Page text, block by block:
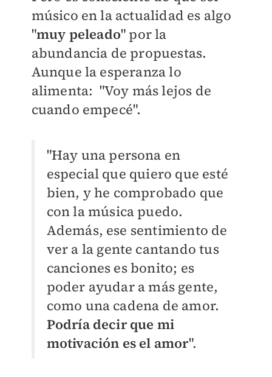
músico en la actualidad es algo
"muy peleado" por la
abundancia de propuestas.
Aunque la esperanza lo
alimenta: "Voy más lejos de
cuando empecé".
"Hay una persona en
especial que quiero que esté
bien, y he comprobado que
con la música puedo.
Además, ese sentimiento de
ver a la gente cantando tus
canciones es bonito; es
poder ayudar a más gente,
como una cadena de amor.
Podría decir que mi
motivación es el amor".